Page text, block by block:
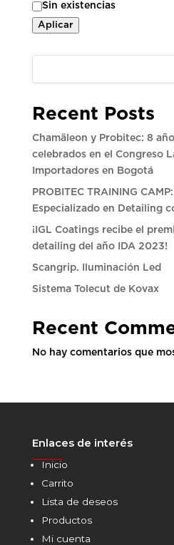
Sin existencias
Aplicar
Recent Posts
Chamäleon y Probitec: 8
celebrados en el Congreso
Importadores en Bogotá
PROBITEC TRAINING
Especializado en Detailing
¡IGL Coatings recibe el
detailing del año IDA 2023!
Scangrip. Iluminación Led
Sistema Tolecut de Kovax
Recent
No hay comentarios que
Enlaces de interés
Inicio
Carrito
Lista de deseos
Productos
Mi cuenta